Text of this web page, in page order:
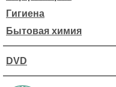
Гигиена
Бытовая химия
DVD